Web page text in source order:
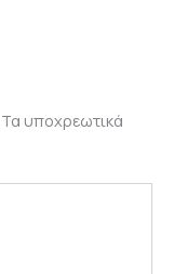
Τα υποχρεωτικά